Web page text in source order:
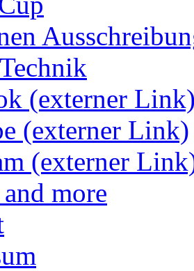
(externer
(externer Link)
(externer
more